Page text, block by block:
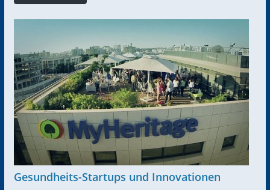
Gesundheits-Startups und Innovationen